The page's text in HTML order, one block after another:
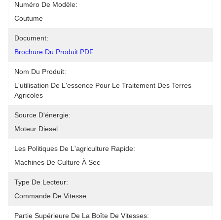
Numéro De Modèle:
Coutume
Document:
Brochure Du Produit PDF
Nom Du Produit:
L'utilisation De L'essence Pour Le Traitement Des Terres
Agricoles
Source D'énergie:
Moteur Diesel
Les Politiques De L'agriculture Rapide:
Machines De Culture À Sec
Type De Lecteur:
Commande De Vitesse
Partie Supérieure De La Boîte De Vitesses: